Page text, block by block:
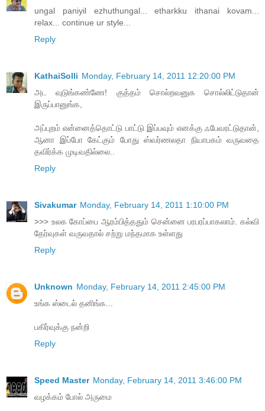
ungal paniyil ezhuthungal... etharkku ithanai kovam...
relax... continue ur style...
Reply
KathaiSolli Monday, February 14, 2011 12:20:00 PM
அட வுடுங்கண்ணே! குத்தம் சொல்றவனுக சொல்லிட்டுதான்
இருப்பானுங்க,
அப்புறம் என்னைத்தொட்டு பாட்டு இப்பவும் எனக்கு ஃபேவரட்டுதான்,
ஆனா இப்போ கேட்கும் போது ஸ்வர்ணலதா நியாபகம் வருவதை
தவிர்க்க முடிவதில்லை..
Reply
Sivakumar Monday, February 14, 2011 1:10:00 PM
>>> உலக கோப்பை ஆரம்பித்ததும் சென்னை பரபரப்பாகலாம். கல்வி
தேர்வுகள் வருவதால் சற்று மந்தமாக உள்ளது
Reply
Unknown Monday, February 14, 2011 2:45:00 PM
உங்க ஸ்டைல் தனிங்க...
பகிர்வுக்கு நன்றி
Reply
Speed Master Monday, February 14, 2011 3:46:00 PM
வழக்கம் போல் அருமை